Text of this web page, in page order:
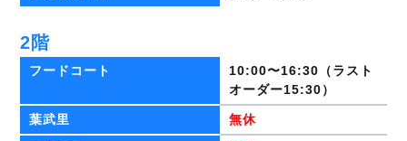
2階
フードコート
10:00〜16:30（ラスト
オーダー15:30）
葉武里 無休